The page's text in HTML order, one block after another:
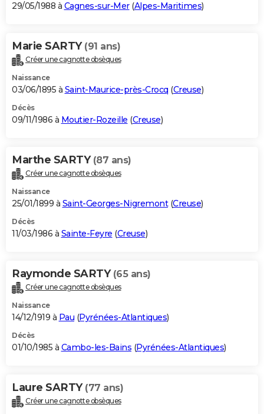
29/05/1988 à Cagnes-sur-Mer(Alpes-Maritimes)
Marie SARTY (91 ans)
Créer une cagnotte obsèques
Naissance
03/06/1895 à Saint-Maurice-près-Crocq (Creuse)
Décès
09/11/1986 à Moutier-Rozeille (Creuse)
Marthe SARTY (87 ans)
Créer une cagnotte obsèques
Naissance
25/01/1899 à Saint-Georges-Nigremont(Creuse)
Décès
11/03/1986 à Sainte-Feyre (Creuse)
Raymonde SARTY (65 ans)
Créer une cagnotte obsèques
Naissance
14/12/1919 à Pau (Pyrénées-Atlantiques)
Décès
01/10/1985 à Cambo-les-Bains (Pyrénées-Atlantiques)
Laure SARTY (77 ans)
Créer une cagnotte obsèques